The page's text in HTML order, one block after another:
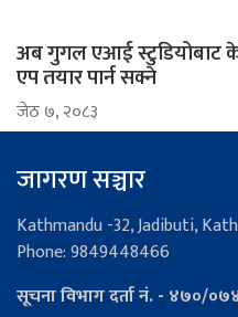
अब गुगल एआई स्टुडियोबाट
एप तयार पार्न सक्ने
जेठ ७, २०८३
जागरण सञ्चार
Kathmandu -32, Jadibuti,
Phone: 9849448466
सूचना विभाग दर्ता नं. - ४७०/